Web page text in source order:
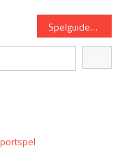
Spelguider: 7 Steg för att Förstå Oddssättning